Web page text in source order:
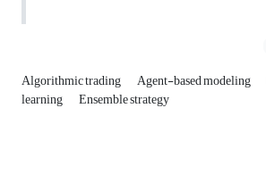
Algorithmic trading Agent-based modeling
learning Ensemble strategy